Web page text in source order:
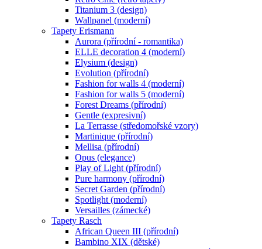
Titanium 3 (design)
Wallpanel (moderní)
Tapety Erismann
Aurora (přírodní - romantika)
ELLE decoration 4 (moderní)
Elysium (design)
Evolution (přírodní)
Fashion for walls 4 (moderní)
Fashion for walls 5 (moderní)
Forest Dreams (přírodní)
Gentle (expresivní)
La Terrasse (středomořské vzory)
Martinique (přírodní)
Mellisa (přírodní)
Opus (elegance)
Play of Light (přírodní)
Pure harmony (přírodní)
Secret Garden (přírodní)
Spotlight (moderní)
Versailles (zámecké)
Tapety Rasch
African Queen III (přírodní)
Bambino XIX (dětské)